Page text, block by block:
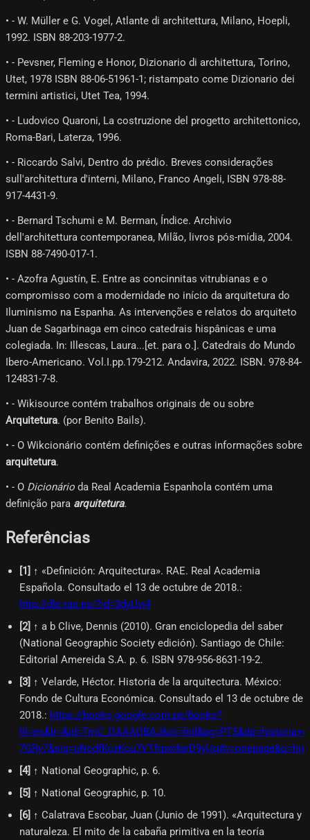
• - W. Müller e G. Vogel, Atlante di architettura, Milano, Hoepli,
1992. ISBN 88-203-1977-2.
• - Pevsner, Fleming e Honor, Dizionario di architettura, Torino,
Utet, 1978 ISBN 88-06-51961-1; ristampato come Dizionario dei
termini artistici, Utet Tea, 1994.
• - Ludovico Quaroni, La costruzione del progetto architettonico,
Roma-Bari, Laterza, 1996.
• - Riccardo Salvi, Dentro do prédio. Breves considerações
sull'architettura d'interni, Milano, Franco Angeli, ISBN 978-88-
917-4431-9.
• - Bernard Tschumi e M. Berman, Índice. Archivio
dell'architettura contemporanea, Milão, livros pós-mídia, 2004.
ISBN 88-7490-017-1.
• - Azofra Agustín, E. Entre as concinnitas vitrubianas e o
compromisso com a modernidade no início da arquitetura do
Iluminismo na Espanha. As intervenções e relatos do arquiteto
Juan de Sagarbinaga em cinco catedrais hispânicas e uma
colegiada. In: Illescas, Laura...[et. para o.]. Catedrais do Mundo
Ibero-Americano. Vol.I.pp.179-212. Andavira, 2022. ISBN. 978-84-
124831-7-8.
• - Wikisource contém trabalhos originais de ou sobre
Arquitetura. (por Benito Bails).
• - O Wikcionário contém definições e outras informações sobre
arquitetura.
• - O Dicionário da Real Academia Espanhola contém uma
definição para arquitetura.
Referências
[1] ↑ «Definición: Arquitectura». RAE. Real Academia
Española. Consultado el 13 de octubre de 2018.:
http://dle.rae.es/?id=3dyUvi4
[2] ↑ a b Clive, Dennis (2010). Gran enciclopedia del saber
(National Geographic Society edición). Santiago de Chile:
Editorial Amereida S.A. p. 6. ISBN 978-956-8631-19-2.
[3] ↑ Velarde, Héctor. Historia de la arquitectura. México:
Fondo de Cultura Económica. Consultado el 13 de octubre de
2018.: https://books.google.com.pe/books?
[4] ↑ National Geographic, p. 6.
[5] ↑ National Geographic, p. 10.
[6] ↑ Calatrava Escobar, Juan (Junio de 1991). «Arquitectura y
naturaleza. El mito de la cabaña primitiva en la teoría